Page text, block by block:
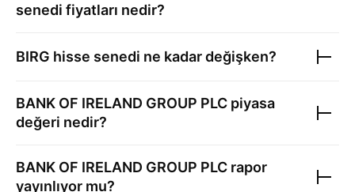
senedi fiyatları nedir?
BIRG hisse senedi ne kadar değişken?
BANK OF IRELAND GROUP PLC piyasa
değeri nedir?
BANK OF IRELAND GROUP PLC rapor
yayınlıyor mu?